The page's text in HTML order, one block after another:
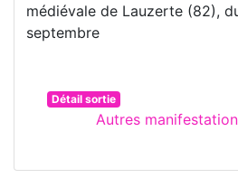
médiévale de Lauzerte (82),
septembre
Détail sortie
Autres